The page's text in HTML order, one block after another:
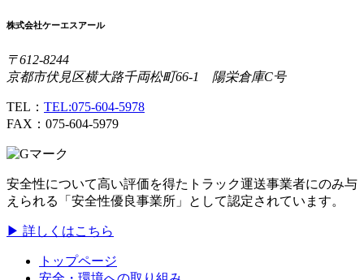
株式会社ケーエスアール
〒612-8244
京都市伏見区横大路千両松町66-1 陽栄倉庫C号
TEL： TEL:075-604-5978
FAX：075-604-5979
安全性について高い評価を得たトラック運送事業者にのみ与
えられる「安全性優良事業所」として認定されています。
▶ 詳しくはこちら
トップページ